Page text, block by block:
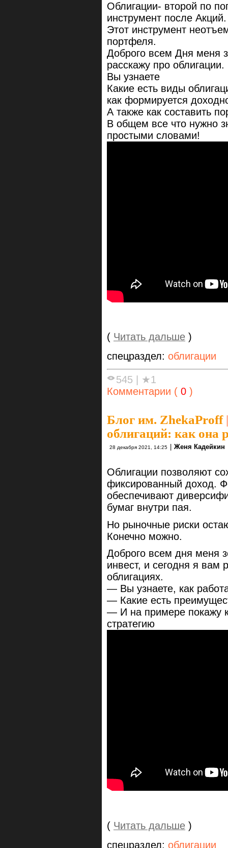
Облигации- второй по
инструмент после Акций.
Этот инструмент
портфеля.
Доброго всем Дня меня
расскажу про облигации.
Вы узнаете
Какие есть виды
как формируется
А также как составить
В общем все что нужно
простыми словами!
( Читать дальше )
спецраздел: облигации
545
★1
Комментарии ( 0 )
Блог им. ZhekaProff|
облигаций: как она
28 декабря 2021, 14:25 Женя Кадейкин
Облигации позволяют
фиксированный доход.
обеспечивают
бумаг внутри пая.
Но рыночные риски
Конечно можно.
Доброго всем дня меня
инвест, и сегодня я вам
облигациях.
— Вы узнаете, как
— Какие есть
— И на примере покажу
стратегию
( Читать дальше )
спецраздел: облигации